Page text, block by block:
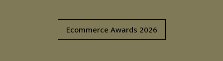
Ecommerce Awards 2026